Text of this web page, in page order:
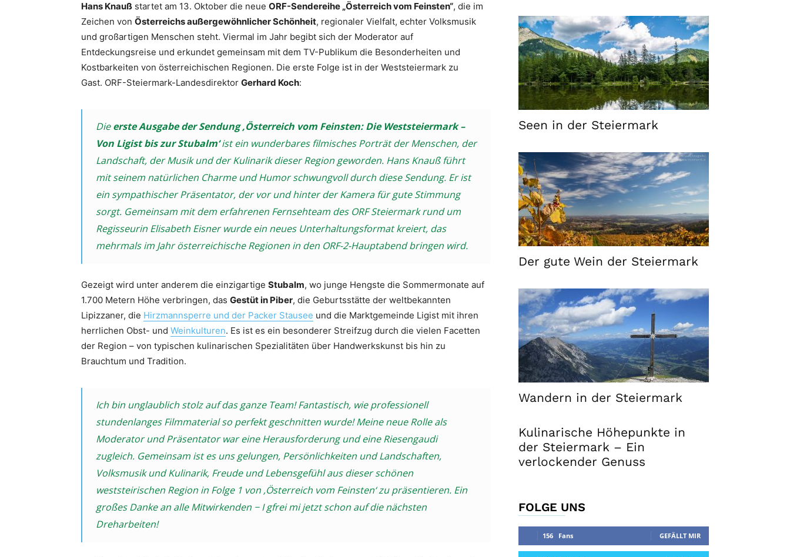
Hans Knauß startet am 13. Oktober die neue ORF-Sendereihe „Österreich vom Feinsten“, die im
Zeichen von Österreichs außergewöhnlicher Schönheit, regionaler Vielfalt, echter Volksmusik
und großartigen Menschen steht. Viermal im Jahr begibt sich der Moderator auf
Entdeckungsreise und erkundet gemeinsam mit dem TV-Publikum die Besonderheiten und
Kostbarkeiten von österreichischen Regionen. Die erste Folge ist in der Weststeiermark zu
Gast. ORF-Steiermark-Landesdirektor Gerhard Koch:
Dieerste Ausgabe der Sendung ‚Österreich vom Feinsten: Die Weststeiermark –
Von Ligist bis zur Stubalm‘ist ein wunderbares filmisches Porträt der Menschen, der
Landschaft, der Musik und der Kulinarik dieser Region geworden. Hans Knauß führt
mit seinem natürlichen Charme und Humor schwungvoll durch diese Sendung. Er ist
ein sympathischer Präsentator, der vor und hinter der Kamera für gute Stimmung
sorgt. Gemeinsam mit dem erfahrenen Fernsehteam des ORF Steiermark rund um
Regisseurin Elisabeth Eisner wurde ein neues Unterhaltungsformat kreiert, das
mehrmals im Jahr österreichische Regionen in den ORF-2-Hauptabend bringen wird.
Gezeigt wird unter anderem die einzigartige Stubalm, wo junge Hengste die Sommermonate auf
1.700 Metern Höhe verbringen, das Gestüt in Piber, die Geburtsstätte der weltbekannten
Lipizzaner, die Hirzmannsperre und der Packer Stausee und die Marktgemeinde Ligist mit ihren
herrlichen Obst- und Weinkulturen. Es ist es ein besonderer Streifzug durch die vielen Facetten
der Region – von typischen kulinarischen Spezialitäten über Handwerkskunst bis hin zu
Brauchtum und Tradition.
Ich bin unglaublich stolz auf das ganze Team! Fantastisch, wie professionell
stundenlanges Filmmaterial so perfekt geschnitten wurde! Meine neue Rolle als
Moderator und Präsentator war eine Herausforderung und eine Riesengaudi
zugleich. Gemeinsam ist es uns gelungen, Persönlichkeiten und Landschaften,
Volksmusik und Kulinarik, Freude und Lebensgefühl aus dieser schönen
weststeirischen Region in Folge 1 von ‚Österreich vom Feinsten‘ zu präsentieren. Ein
großes Danke an alle Mitwirkenden − I gfrei mi jetzt schon auf die nächsten
Dreharbeiten!
Seen in der Steiermark
Der gute Wein der Steiermark
Wandern in der Steiermark
Kulinarische Höhepunkte in
der Steiermark – Ein
verlockender Genuss
FOLGE UNS
156 Fans GEFÄLLT MIR